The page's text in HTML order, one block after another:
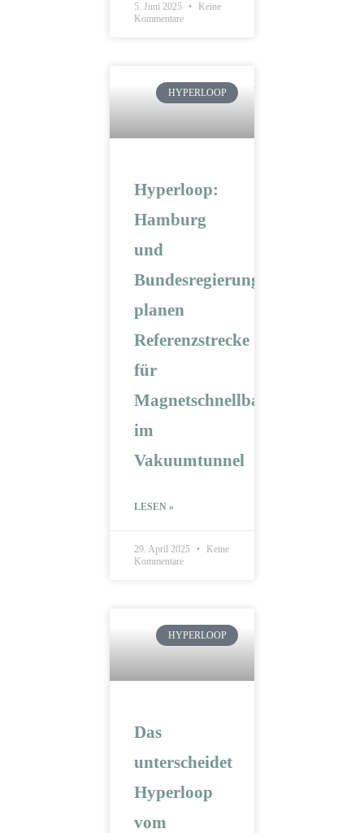
5. Juni 2025
Keine
Kommentare
HYPERLOOP
Hyperloop:
Hamburg
und
Bundesregierung
planen
Referenzstrecke
für
Magnetschnellbahn
im
Vakuumtunnel
LESEN »
29. April 2025
Keine
Kommentare
HYPERLOOP
Das
unterscheidet
Hyperloop
vom